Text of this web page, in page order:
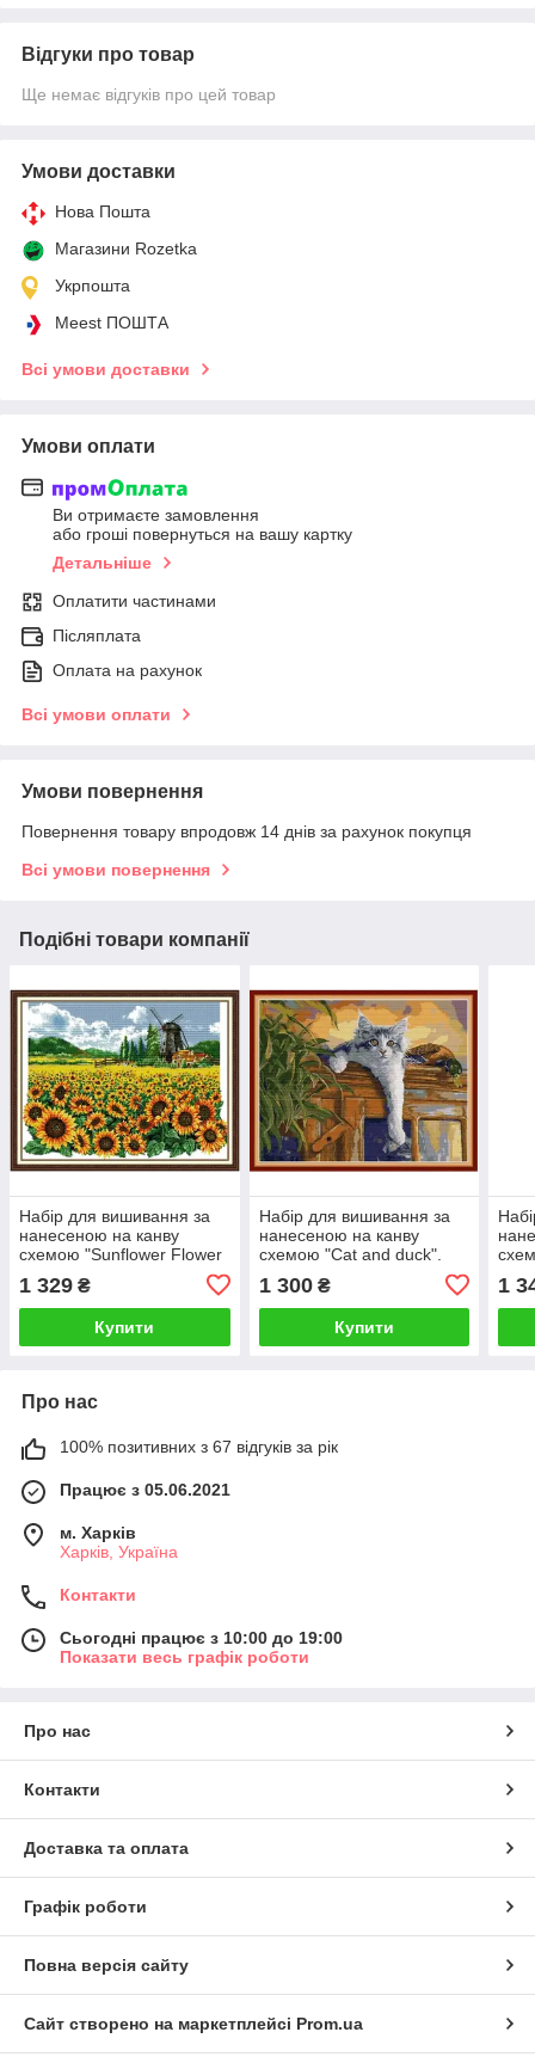
Відгуки про товар
Ще немає відгуків про цей товар
Умови доставки
Нова Пошта
Магазини Rozetka
Укрпошта
Meest ПОШТА
Всі умови доставки
Умови оплати
Ви отримаєте замовлення
або гроші повернуться на вашу картку
Детальніше
Оплатити частинами
Післяплата
Оплата на рахунок
Всі умови оплати
Умови повернення
Повернення товару впродовж 14 днів за рахунок покупця
Всі умови повернення
Подібні товари компанії
Набір для вишивання за
нанесеною на канву
схемою "Sunflower Flower
Sea". AIDA 14CT printed,
60*48 см
1 329 ₴
Купити
Набір для вишивання за
нанесеною на канву
схемою "Cat and duck".
AIDA 14CT printed 59*47
см
1 300₴
Купити
см
1
Про нас
100% позитивних з 67 відгуків за рік
Працює з 05.06.2021
м. Харків
Харків, Україна
Контакти
Сьогодні працює з 10:00 до 19:00
Показати весь графік роботи
Про нас
Контакти
Доставка та оплата
Графік роботи
Повна версія сайту
Сайт створено на маркетплейсі Prom.ua